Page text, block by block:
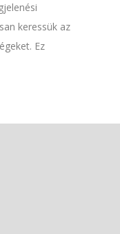
keressük az
Ez